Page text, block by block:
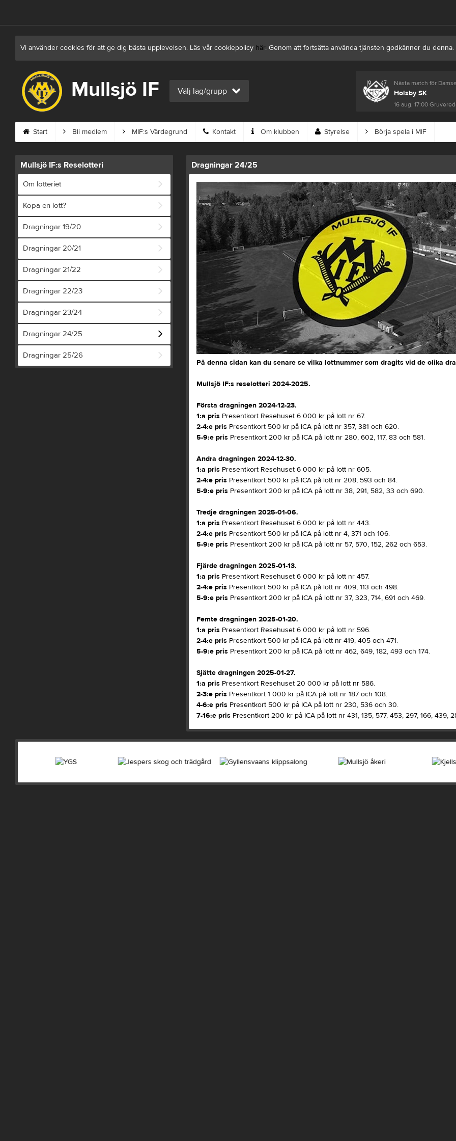
Vi använder cookies för att ge dig bästa upplevelsen. Läs vår cookiepolicy här. Genom att fortsätta använda tjänsten godkänner du denna.
Mullsjö IF Välj lag/grupp Inter Jönköping FC
13 aug, 18:45
Nästa match för
Holsby SK
16 aug, 17:00
Start Bli medlem MIF:s Värdegrund Kontakt Om klubben Styrelse Börja spela i MIF
Mullsjö IF:s Reselotteri
Om lotteriet
Köpa en lott?
Dragningar 19/20
Dragningar 20/21
Dragningar 21/22
Dragningar 22/23
Dragningar 23/24
Dragningar 24/25
Dragningar 25/26
Dragningar 24/25
På denna sidan kan du senare se vilka lottnummer som dragits vid de olika
Mullsjö IF:s reselotteri 2024-2025.
Första dragningen 2024-12-23.
1:a prisPresentkort Resehuset 6 000 kr på lott nr 67.
2-4:e prisPresentkort 500 kr på ICA på lott nr 357, 381 och 620.
5-9:e prisPresentkort 200 kr på ICA på lott nr 280, 602, 117, 83 och 581.
Andra dragningen 2024-12-30.
1:a prisPresentkort Resehuset 6 000 kr på lott nr 605.
2-4:e prisPresentkort 500 kr på ICA på lott nr 208, 593 och 84.
5-9:e prisPresentkort 200 kr på ICA på lott nr 38, 291, 582, 33 och 690.
Tredje dragningen 2025-01-06.
1:a prisPresentkort Resehuset 6 000 kr på lott nr 443.
2-4:e prisPresentkort 500 kr på ICA på lott nr 4, 371 och 106.
5-9:e prisPresentkort 200 kr på ICA på lott nr 57, 570, 152, 262 och 653.
Fjärde dragningen 2025-01-13.
1:a prisPresentkort Resehuset 6 000 kr på lott nr 457.
2-4:e prisPresentkort 500 kr på ICA på lott nr 409, 113 och 498.
5-9:e prisPresentkort 200 kr på ICA på lott nr 37, 323, 714, 691 och 469.
Femte dragningen 2025-01-20.
1:a prisPresentkort Resehuset 6 000 kr på lott nr 596.
2-4:e prisPresentkort 500 kr på ICA på lott nr 419, 405 och 471.
5-9:e prisPresentkort 200 kr på ICA på lott nr 462, 649, 182, 493 och 174.
Sjätte dragningen 2025-01-27.
1:a prisPresentkort Resehuset 20 000 kr på lott nr 586.
2-3:e prisPresentkort 1 000 kr på ICA på lott nr 187 och 108.
4-6:e prisPresentkort 500 kr på ICA på lott nr 230, 536 och 30.
7-16:e prisPresentkort 200 kr på ICA på lott nr 431, 135, 577, 453, 297, 166, 439,